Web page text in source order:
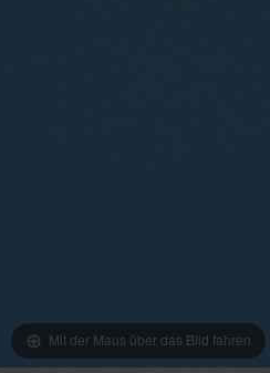
Mit der Maus über das Bild fahren